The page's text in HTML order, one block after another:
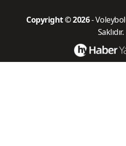
Copyright © 2026-
Saklıdır.